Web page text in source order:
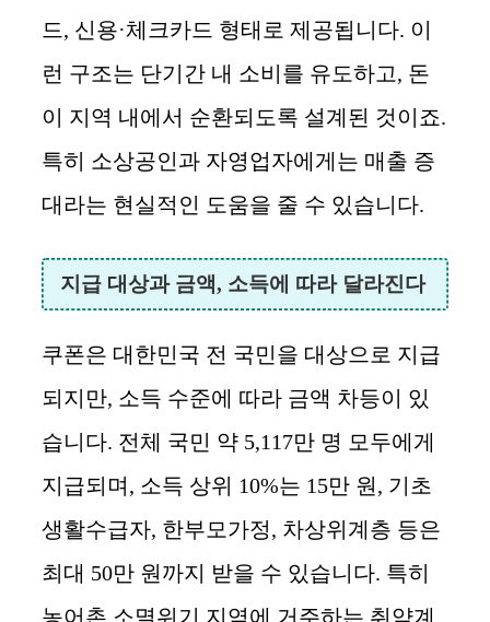
드, 신용·체크카드 형태로 제공됩니다. 이
런 구조는 단기간 내 소비를 유도하고, 돈
이 지역 내에서 순환되도록 설계된 것이죠.
특히 소상공인과 자영업자에게는 매출 증
대라는 현실적인 도움을 줄 수 있습니다.
지급 대상과 금액, 소득에 따라 달라진다
쿠폰은 대한민국 전 국민을 대상으로 지급
되지만, 소득 수준에 따라 금액 차등이 있
습니다. 전체 국민 약 5,117만 명 모두에게
지급되며, 소득 상위 10%는 15만 원, 기초
생활수급자, 한부모가정, 차상위계층 등은
최대 50만 원까지 받을 수 있습니다. 특히
농어촌 소멸위기 지역에 거주하는 취약계